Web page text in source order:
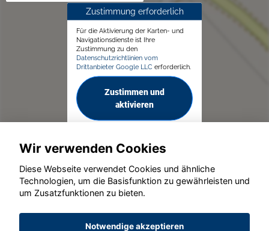
Zustimmung erforderlich
Für die Aktivierung der Karten- und
Navigationsdienste ist Ihre
Zustimmung zu den
Datenschutzrichtlinien vom
Drittanbieter Google LLC erforderlich.
Zustimmen und
aktivieren
© konjunkturmotor.de GmbH 2020 - 2026
Wir verwenden Cookies
Diese Webseite verwendet Cookies und ähnliche
Technologien, um die Basisfunktion zu gewährleisten und
um Zusatzfunktionen zu bieten.
Notwendige akzeptieren